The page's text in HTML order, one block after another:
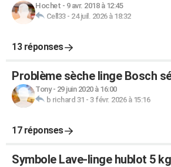
Hochet - 9 avr. 2018 à 12:45
Cell33- 24 juil. 2026 à 18:32
13 réponses
Problème sèche linge Bosch
Tony- 29 juin 2020 à 16:00
b richard 31 - 3 févr. 2026 à 15:16
17 réponses
Symbole Lave-linge hublot 5 kg